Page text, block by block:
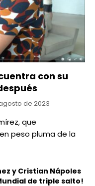
con su
de 2023
que
peso pluma de la
y Cristian Nápoles
de triple salto!